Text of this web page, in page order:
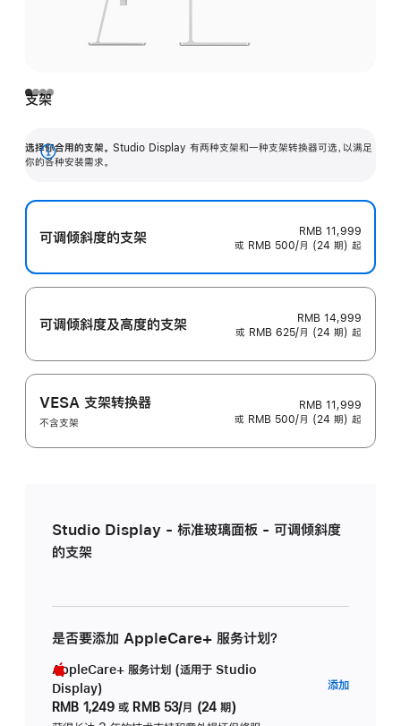
支架
选择你合用的支架。 Studio Display 有两种支架和一种支架转换器可选，以满足
你的各种安装需求。
展
可调倾斜度的支架
RMB 11,999
或 RMB 500/月 (24 期) 起
可调倾斜度及高‍度的支‍架
RMB 14,999
或 RMB 625/月 (24 期) 起
VESA 支架转换器
不含支架
RMB 11,999
或 RMB 500/月 (24 期) 起
Studio Display - 标准玻璃面板 - 可调倾斜度
的支架
是否要添加 AppleCare+ 服务计划？
AppleCare+ 服务计划 (适用于 Studio
Display)
RMB 1,249 或 RMB 53/月 (24 期)
添加